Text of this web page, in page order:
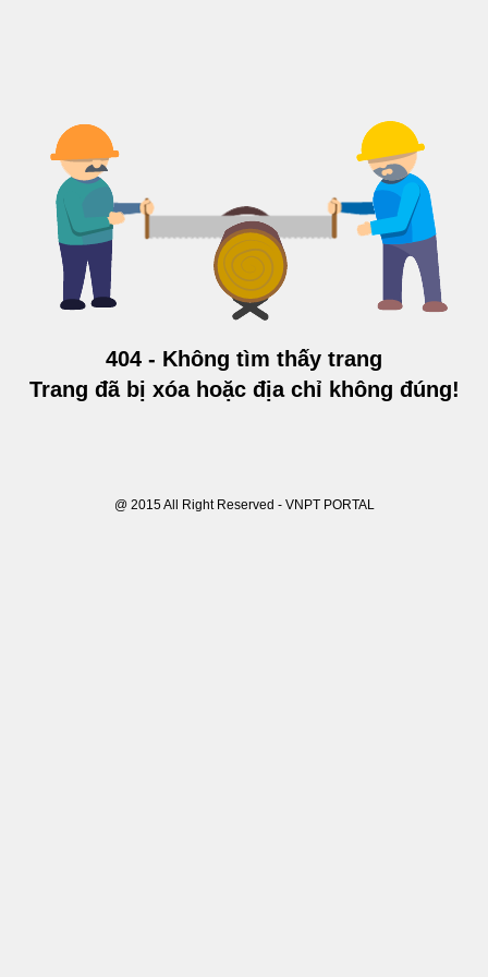
404 - Không tìm thấy trang
Trang đã bị xóa hoặc địa chỉ không đúng!
@ 2015 All Right Reserved - VNPT PORTAL